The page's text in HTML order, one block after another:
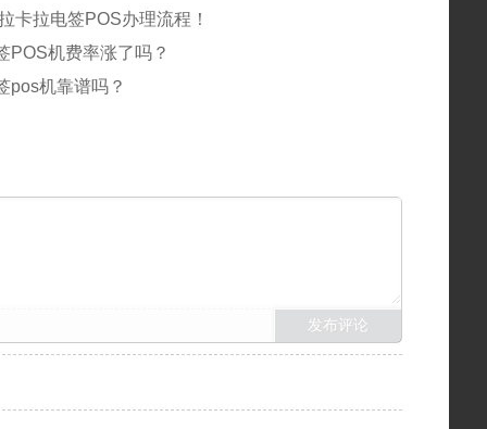
卡拉电签POS办理流程！
POS机费率涨了吗？
pos机靠谱吗？